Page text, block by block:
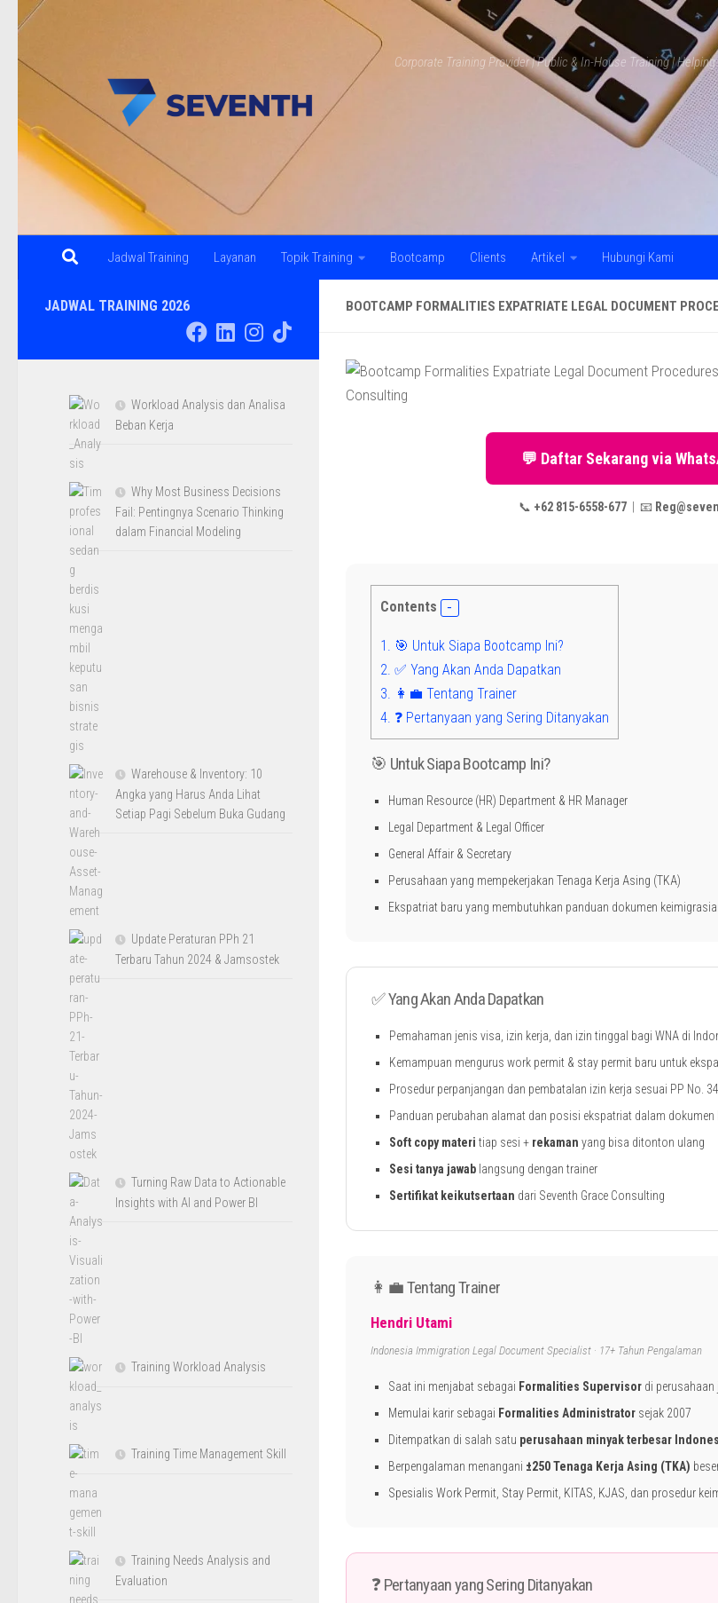
Skip to content
Corporate Training Provider | Public & In-House Training |
Jadwal Training Layanan Topik Training Bootcamp Clients Artikel Hubungi Kami
BOOTCAMP FORMALITIES EXPATRIATE LEGAL DOCUMENT
💬 Daftar Sekarang via
📞 +62 815-6558-677| 📧
Contents
1. 🎯 Untuk Siapa Bootcamp Ini?
2. ✅ Yang Akan Anda Dapatkan
3. 👩‍💼 Tentang Trainer
4. ❓ Pertanyaan yang Sering Ditanyakan
🎯 Untuk Siapa Bootcamp Ini?
Human Resource (HR) Department & HR Manager
Legal Department & Legal Officer
General Affair & Secretary
Perusahaan yang mempekerjakan Tenaga Kerja Asing (TKA)
Ekspatriat baru yang membutuhkan panduan dokumen
✅ Yang Akan Anda Dapatkan
Pemahaman jenis visa, izin kerja, dan izin tinggal bagi WNA di
Kemampuan mengurus work permit & stay permit baru untuk
Prosedur perpanjangan dan pembatalan izin kerja sesuai PP No.
Panduan perubahan alamat dan posisi ekspatriat dalam dokumen
Soft copy materi tiap sesi + rekaman yang bisa ditonton ulang
Sesi tanya jawab langsung dengan trainer
Sertifikat keikutsertaan dari Seventh Grace Consulting
👩‍💼 Tentang Trainer
Hendri Utami
Indonesia Immigration Legal Document Specialist · 17+ Tahun Pengalaman
Saat ini menjabat sebagai Formalities Supervisor di
Memulai karir sebagai Formalities Administrator sejak 2007
Ditempatkan di salah satu perusahaan minyak terbesar
Berpengalaman menangani ±250 Tenaga Kerja Asing (TKA)
Spesialis Work Permit, Stay Permit, KITAS, KJAS, dan prosedur
❓ Pertanyaan yang Sering Ditanyakan
JADWAL TRAINING 2026
Workload Analysis dan Analisa
Beban Kerja
Why Most Business Decisions
Fail: Pentingnya Scenario Thinking
dalam Financial Modeling
Warehouse & Inventory: 10
Angka yang Harus Anda Lihat
Setiap Pagi Sebelum Buka Gudang
Update Peraturan PPh 21
Terbaru Tahun 2024 & Jamsostek
Turning Raw Data to Actionable
Insights with AI and Power BI
Training Workload Analysis
Training Time Management Skill
Training Needs Analysis and
Evaluation